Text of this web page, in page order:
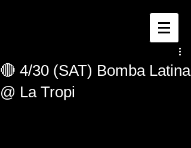
🔴 4/30 (SAT) Bomba Latina
@ La Tropi